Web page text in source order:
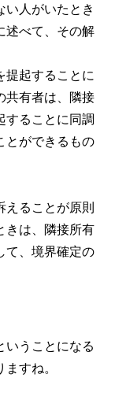
人がいたとき
述べて、その解
起することに
共有者は、隣接
することに同調
とができるもの
ることが原則
きは、隣接所有
て、境界確定の
うことになる
すね。